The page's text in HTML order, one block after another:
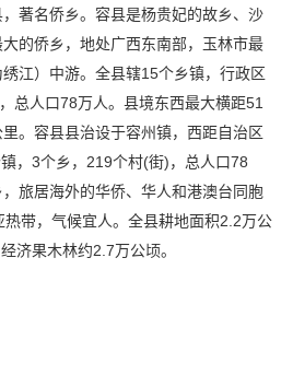
著名侨乡。容县是杨贵妃的故乡、沙
的侨乡，地处广西东南部，玉林市最
江）中游。全县辖15个乡镇，行政区
总人口78万人。县境东西最大横距51
。容县县治设于容州镇，西距自治区
，3个乡，219个村(街)，总人口78
旅居海外的华侨、华人和港澳台同胞
带，气候宜人。全县耕地面积2.2万公
济果木林约2.7万公顷。